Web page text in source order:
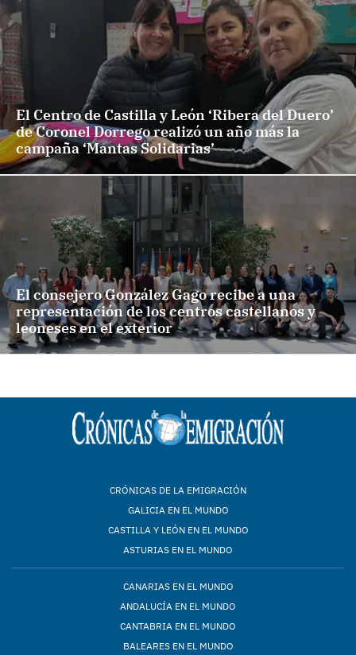
El Centro de Castilla y León ‘Ribera del Duero’
de Coronel Dorrego realizó un año más la
campaña ‘Mantas Solidarias’
El consejero González Gago recibe a una
representación de los centros castellanos y
leoneses en el exterior
CRÓNICAS DE LA EMIGRACIÓN
GALICIA EN EL MUNDO
CASTILLA Y LEÓN EN EL MUNDO
ASTURIAS EN EL MUNDO
CANARIAS EN EL MUNDO
ANDALUCÍA EN EL MUNDO
CANTABRIA EN EL MUNDO
BALEARES EN EL MUNDO